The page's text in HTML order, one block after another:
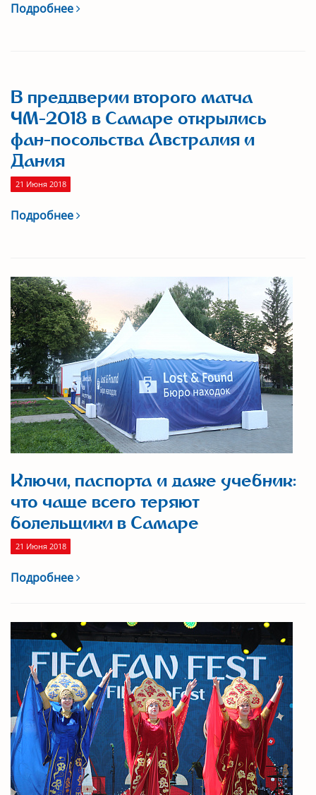
Подробнее
В преддверии второго матча
ЧМ-2018 в Самаре открылись
фан-посольства Австралия и
Дания
21 Июня 2018
Подробнее
Ключи, паспорта и даже учебник:
что чаще всего теряют
болельщики в Самаре
21 Июня 2018
Подробнее